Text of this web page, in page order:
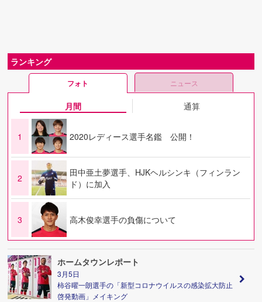
ランキング
フォト ニュース
月間 通算
1 2020レディース選手名鑑 公開！
2
田中亜土夢選手、HJKヘルシンキ（フィンラン
ド）に加入
3 高木俊幸選手の負傷について
ホームタウンレポート
3月5日
柿谷曜一朗選手の「新型コロナウイルスの感染拡大防止
啓発動画」メイキング